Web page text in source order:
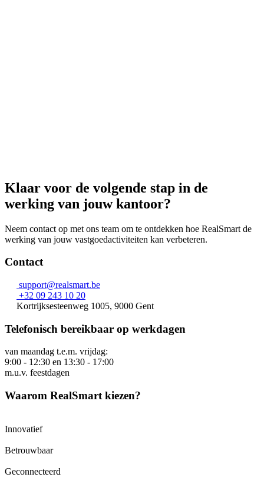
Klaar voor de volgende stap in de
werking van jouw kantoor?
Neem contact op met ons team om te ontdekken hoe RealSmart de
werking van jouw vastgoedactiviteiten kan verbeteren.
Contact
support@realsmart.be
+32 09 243 10 20
Kortrijksesteenweg 1005, 9000 Gent
Telefonisch bereikbaar op werkdagen
van maandag t.e.m. vrijdag:
9:00 - 12:30 en 13:30 - 17:00
m.u.v. feestdagen
Waarom RealSmart kiezen?
Innovatief
Betrouwbaar
Geconnecteerd